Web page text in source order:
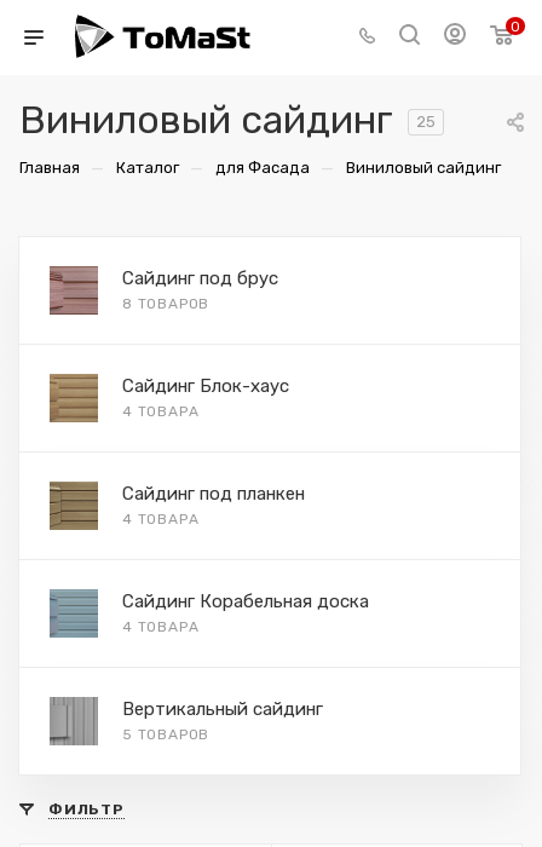
0
Виниловый сайдинг 25
Главная — Каталог — для Фасада — Виниловый сайдинг
Сайдинг под брус
8 ТОВАРОВ
Сайдинг Блок-хаус
4 ТОВАРА
Сайдинг под планкен
4 ТОВАРА
Сайдинг Корабельная доска
4 ТОВАРА
Вертикальный сайдинг
5 ТОВАРОВ
ФИЛЬТР